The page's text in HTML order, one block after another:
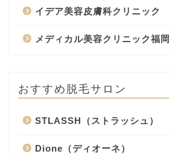
イデア美容皮膚科クリニック
メディカル美容クリニック福岡
おすすめ脱毛サロン
STLASSH（ストラッシュ）
Dione（ディオーネ）